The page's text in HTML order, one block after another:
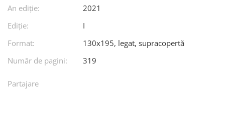
An ediţie:
2021
Ediţie:
I
Format:
130x195, legat, supracopertă
Număr de pagini:
319
Partajare